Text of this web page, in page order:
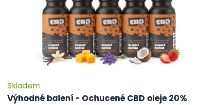
Výhodné balení - Ochucené CBD oleje 20%
Skladem